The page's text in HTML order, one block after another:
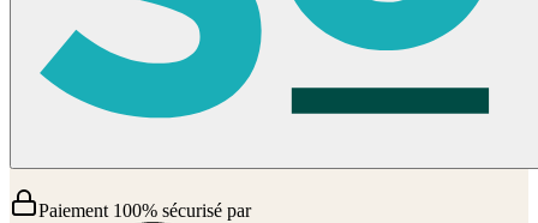
Paiement 100% sécurisé par